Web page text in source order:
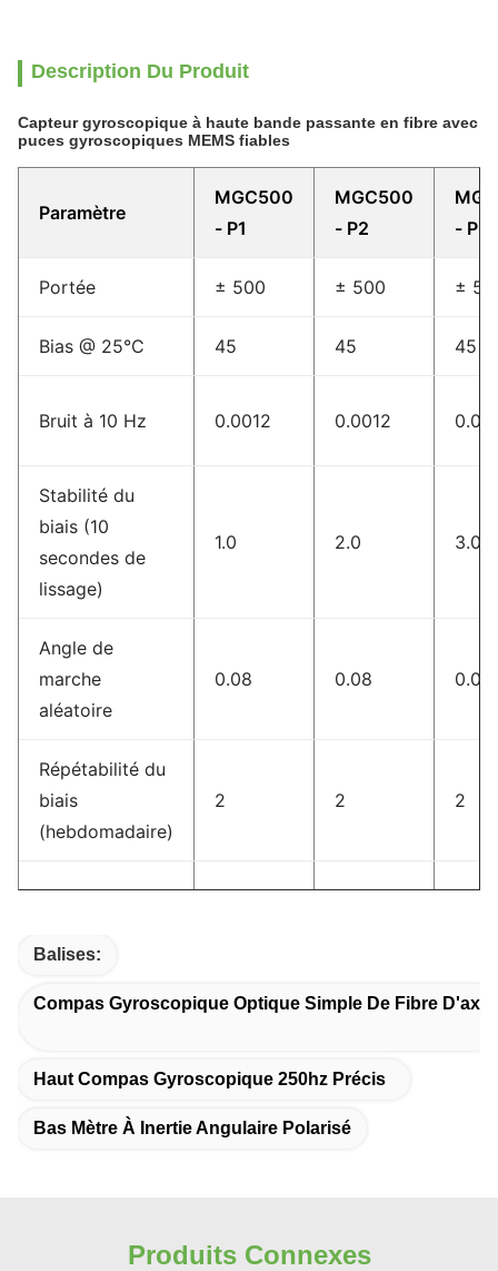
Description Du Produit
Capteur gyroscopique à haute bande passante en fibre avec
puces gyroscopiques MEMS fiables
Paramètre
MGC500
- P1
MGC500
- P2
- P3
Portée ± 500 ± 500 ±
Bias @ 25°C 45 45 45
Bruit à 10 Hz 0.0012 0.0012
Stabilité du
biais (10
secondes de
lissage)
1.0 2.0 3.0
Angle de
marche
aléatoire
0.08 0.08 0.08
Répétabilité du
biais
(hebdomadaire)
2 2 2
Facteur
facteur
Non-linéarité @
Balises:
Compas Gyroscopique Optique Simple De Fibre D'axe
Haut Compas Gyroscopique 250hz Précis
Bas Mètre À Inertie Angulaire Polarisé
Produits Connexes